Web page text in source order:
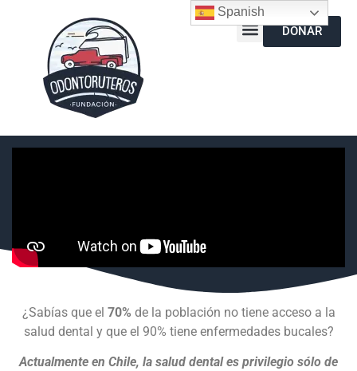
DONAR
¿Sabías que el 70% de la población no tiene acceso a la
salud dental y que el 90% tiene enfermedades bucales?
Actualmente en Chile, la salud dental es privilegio sólo de
Spanish